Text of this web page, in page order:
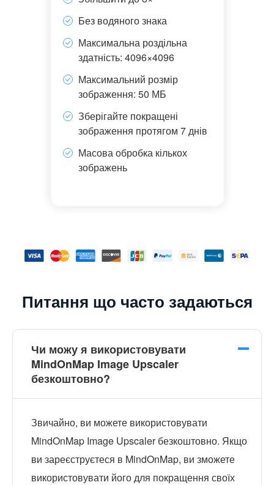
Без водяного знака
Максимальна роздільна
здатність: 4096×4096
Максимальний розмір
зображення: 50 МБ
Зберігайте покращені
зображення протягом 7 днів
Масова обробка кількох
зображень
Питання що часто задаються
Чи можу я використовувати
MindOnMap Image Upscaler
безкоштовно?
Звичайно, ви можете використовувати
MindOnMap Image Upscaler безкоштовно. Якщо
ви зареєструєтеся в MindOnMap, ви зможете
використовувати його для покращення своїх